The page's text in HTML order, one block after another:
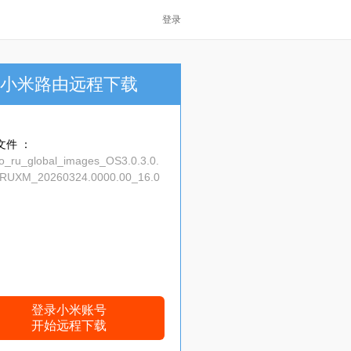
登录
小米路由远程下载
件 ：
登录小米账号
开始远程下载